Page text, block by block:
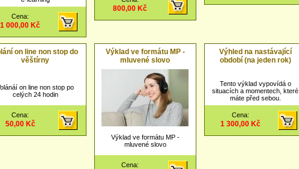
Cena:
1 000,00 Kč
800,00 Kč
on line non stop do
věštírny
on line non stop po
celých 24 hodin
Cena:
50,00 Kč
Výklad ve formátu MP -
mluvené slovo
Výklad ve formátu MP -
mluvené slovo
Cena:
Výhled na nastávající
období (na jeden rok)
Tento výklad vypovídá o
situacích a momentech, které
máte před sebou.
Cena:
1 300,00 Kč